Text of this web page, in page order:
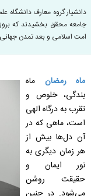
دانشیار گروه معارف دانشگاه
جامعه محقق بخشیدند که
امت اسلامی و بعد تمدن
ماه رمضان ماه
بندگی، خلوص و
تقرب به درگاه الهی
است، ماهی که در
آن دل‌ها بیش از
هر زمان دیگری به
نور ایمان و
حقیقت روشن